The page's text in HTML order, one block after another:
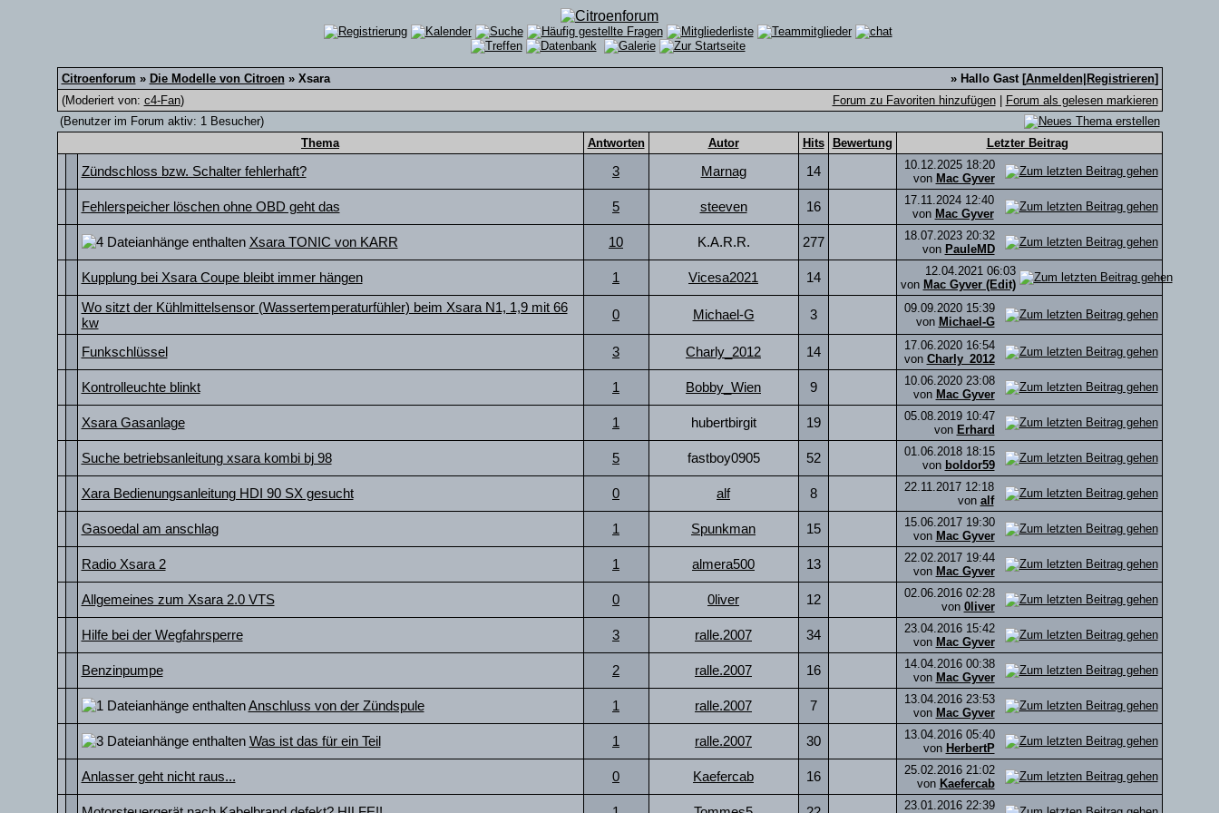
Citroenforum » Die Modelle von Citroen» Xsara » Hallo Gast [Anmelden| Registrieren]
(Moderiert von: c4-Fan) Forum zu Favoriten hinzufügen|
Forum als gelesen markieren
(Benutzer im Forum aktiv: 1 Besucher)
Thema
Antworten Autor Hits Bewertung Letzter Beitrag
Zündschloss bzw. Schalter fehlerhaft? 3 Marnag 14 10.12.2025 18:20
von Mac Gyver
Fehlerspeicher löschen ohne OBD geht das 5 steeven 16 17.11.2024 12:40
von Mac Gyver
Xsara TONIC von KARR 10 K.A.R.R. 277 18.07.2023 20:32
von PauleMD
Kupplung bei Xsara Coupe bleibt immer hängen 1 Vicesa2021 14 12.04.2021 06:03
von Mac Gyver (Edit)
Wo sitzt der Kühlmittelsensor (Wassertemperaturfühler) beim Xsara N1, 1,9 mit 66
kw
0 Michael-G 3 09.09.2020 15:39
von Michael-G
Funkschlüssel 3 Charly_2012 14 17.06.2020 16:54
von Charly_2012
Kontrolleuchte blinkt 1 Bobby_Wien 9 10.06.2020 23:08
von Mac Gyver
Xsara Gasanlage 1 hubertbirgit 19 05.08.2019 10:47
von Erhard
Suche betriebsanleitung xsara kombi bj 98 5 fastboy0905 52 01.06.2018 18:15
von boldor59
Xara Bedienungsanleitung HDI 90 SX gesucht 0 alf 8 22.11.2017 12:18
von alf
Gasoedal am anschlag 1 Spunkman 15 15.06.2017 19:30
von Mac Gyver
Radio Xsara 2 1 almera500 13 22.02.2017 19:44
von Mac Gyver
Allgemeines zum Xsara 2.0 VTS 0 0liver 12 02.06.2016 02:28
von 0liver
Hilfe bei der Wegfahrsperre 3 ralle.2007 34 23.04.2016 15:42
von Mac Gyver
Benzinpumpe 2 ralle.2007 16 14.04.2016 00:38
von Mac Gyver
Anschluss von der Zündspule 1 ralle.2007 7 13.04.2016 23:53
von Mac Gyver
Was ist das für ein Teil 1 ralle.2007 30 13.04.2016 05:40
von HerbertP
Anlasser geht nicht raus... 0 Kaefercab 16 25.02.2016 21:02
von Kaefercab
23.01.2016 22:39